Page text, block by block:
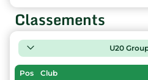
Classements
U20
Pos Club